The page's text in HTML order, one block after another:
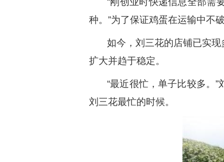
种。”为了保证鸡蛋在运输中不
如今，刘三花的店铺已实
扩大并趋于稳定。
“最近很忙，单子比较多。
刘三花最忙的时候。